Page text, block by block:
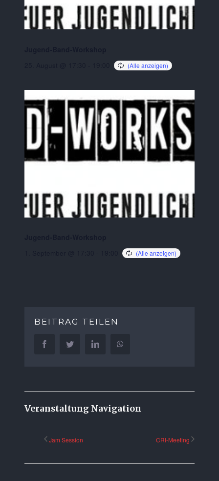
BEITRAG TEILEN
FacebookTwitter LinkedIn
Veranstaltung Navigation
Jam Session CRI-Meeting